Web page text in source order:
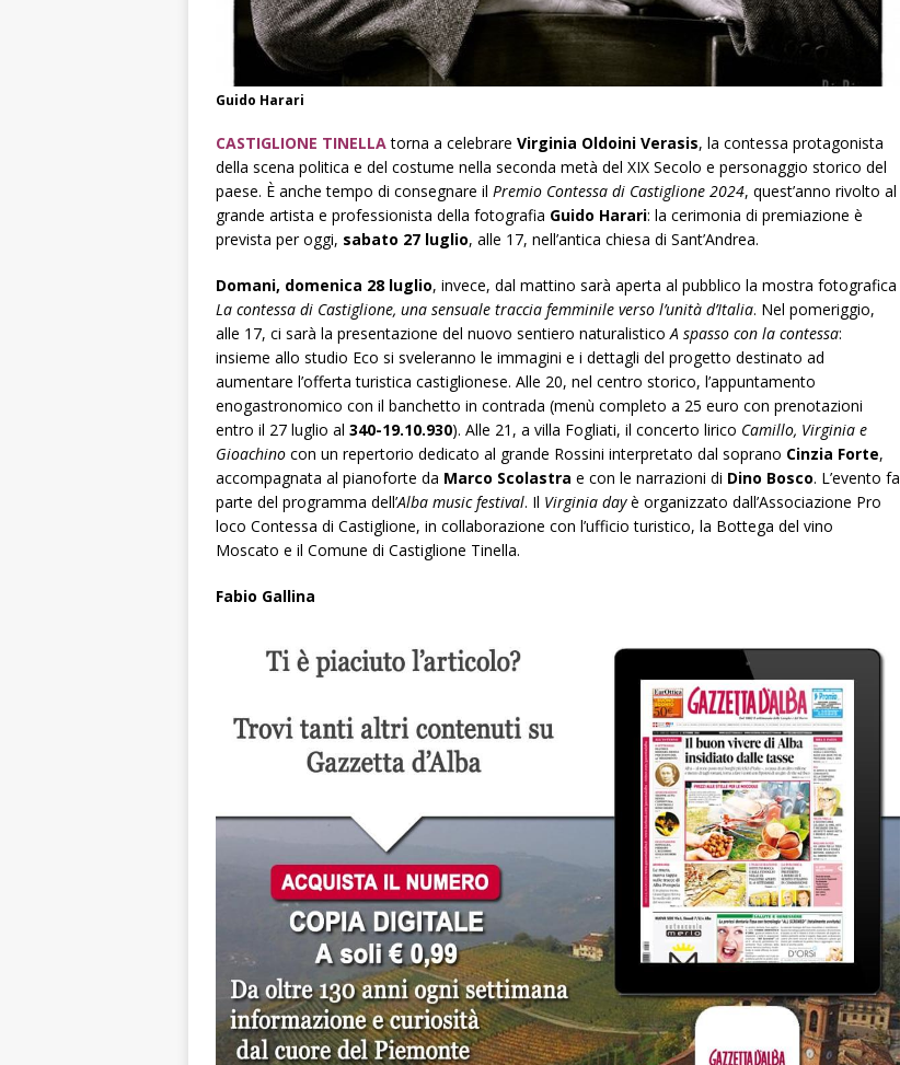
Guido Harari
CASTIGLIONE TINELLAtorna a celebrare Virginia Oldoini Verasis, la contessa protagonista
della scena politica e del costume nella seconda metà del XIX Secolo e personaggio storico del
paese. È anche tempo di consegnare il Premio Contessa di Castiglione 2024, quest’anno rivolto al
grande artista e professionista della fotografia Guido Harari: la cerimonia di premiazione è
prevista per oggi, sabato 27 luglio, alle 17, nell’antica chiesa di Sant’Andrea.
Domani, domenica 28 luglio, invece, dal mattino sarà aperta al pubblico la mostra fotografica
La contessa di Castiglione, una sensuale traccia femminile verso l’unità d’Italia. Nel pomeriggio,
alle 17, ci sarà la presentazione del nuovo sentiero naturalistico A spasso con la contessa:
insieme allo studio Eco si sveleranno le immagini e i dettagli del progetto destinato ad
aumentare l’offerta turistica castiglionese. Alle 20, nel centro storico, l’appuntamento
enogastronomico con il banchetto in contrada (menù completo a 25 euro con prenotazioni
entro il 27 luglio al 340-19.10.930). Alle 21, a villa Fogliati, il concerto lirico Camillo, Virginia e
Gioachino con un repertorio dedicato al grande Rossini interpretato dal soprano Cinzia Forte,
accompagnata al pianoforte da Marco Scolastra e con le narrazioni di Dino Bosco. L’evento fa
parte del programma dell’Alba music festival. Il Virginia dayè organizzato dall’Associazione Pro
loco Contessa di Castiglione, in collaborazione con l’ufficio turistico, la Bottega del vino
Moscato e il Comune di Castiglione Tinella.
Fabio Gallina